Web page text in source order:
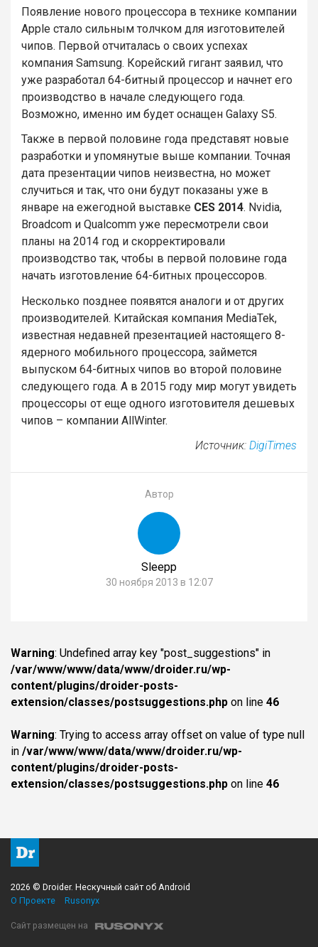
Появление нового процессора в технике компании
Apple стало сильным толчком для изготовителей
чипов. Первой отчиталась о своих успехах
компания Samsung. Корейский гигант заявил, что
уже разработал 64-битный процессор и начнет его
производство в начале следующего года.
Возможно, именно им будет оснащен Galaxy S5.
Также в первой половине года представят новые
разработки и упомянутые выше компании. Точная
дата презентации чипов неизвестна, но может
случиться и так, что они будут показаны уже в
январе на ежегодной выставке CES 2014. Nvidia,
Broadcom и Qualcomm уже пересмотрели свои
планы на 2014 год и скорректировали
производство так, чтобы в первой половине года
начать изготовление 64-битных процессоров.
Несколько позднее появятся аналоги и от других
производителей. Китайская компания MediaTek,
известная недавней презентацией настоящего 8-
ядерного мобильного процессора, займется
выпуском 64-битных чипов во второй половине
следующего года. А в 2015 году мир могут увидеть
процессоры от еще одного изготовителя дешевых
чипов – компании AllWinter.
Источник: DigiTimes
Автор
Sleepp
30 ноября 2013 в 12:07
Warning: Undefined array key "post_suggestions" in
/var/www/www/data/www/droider.ru/wp-
content/plugins/droider-posts-
extension/classes/postsuggestions.php on line 46
Warning: Trying to access array offset on value of type null
in /var/www/www/data/www/droider.ru/wp-
content/plugins/droider-posts-
extension/classes/postsuggestions.php on line 46
2026 © Droider. Нескучный сайт об Android
О Проекте
Rusonyx
Сайт размещен на